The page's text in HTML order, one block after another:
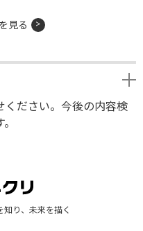
見る
ください。今後の内容検
り、未来を描く